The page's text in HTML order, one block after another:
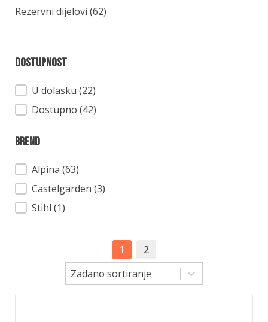
Rezervni dijelovi (62)
Dostupnost
Dostupnost
U dolasku (22)
Dostupno (42)
Brend
Brend
Alpina (63)
Castelgarden (3)
Stihl (1)
1
2
Sortiranje
Zadano sortiranje
Sortiranje